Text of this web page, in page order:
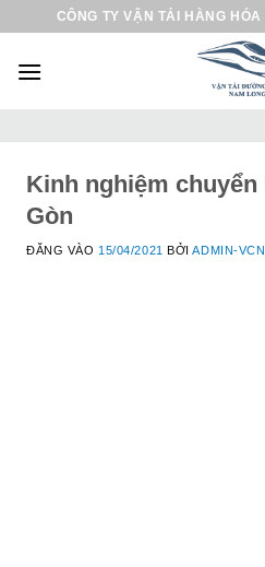
CÔNG TY VẬN TẢI HÀNG
Kinh nghiệm chuyển
Gòn
ĐĂNG VÀO 15/04/2021 BỞIADMIN-